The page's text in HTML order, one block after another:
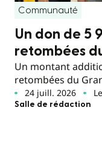
Communauté
Un don de 5
retombées
Un montant
retombées du
24 juill. 2026
Salle de rédaction